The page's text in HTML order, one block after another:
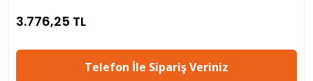
3.776,25 TL
Telefon İle Sipariş Veriniz